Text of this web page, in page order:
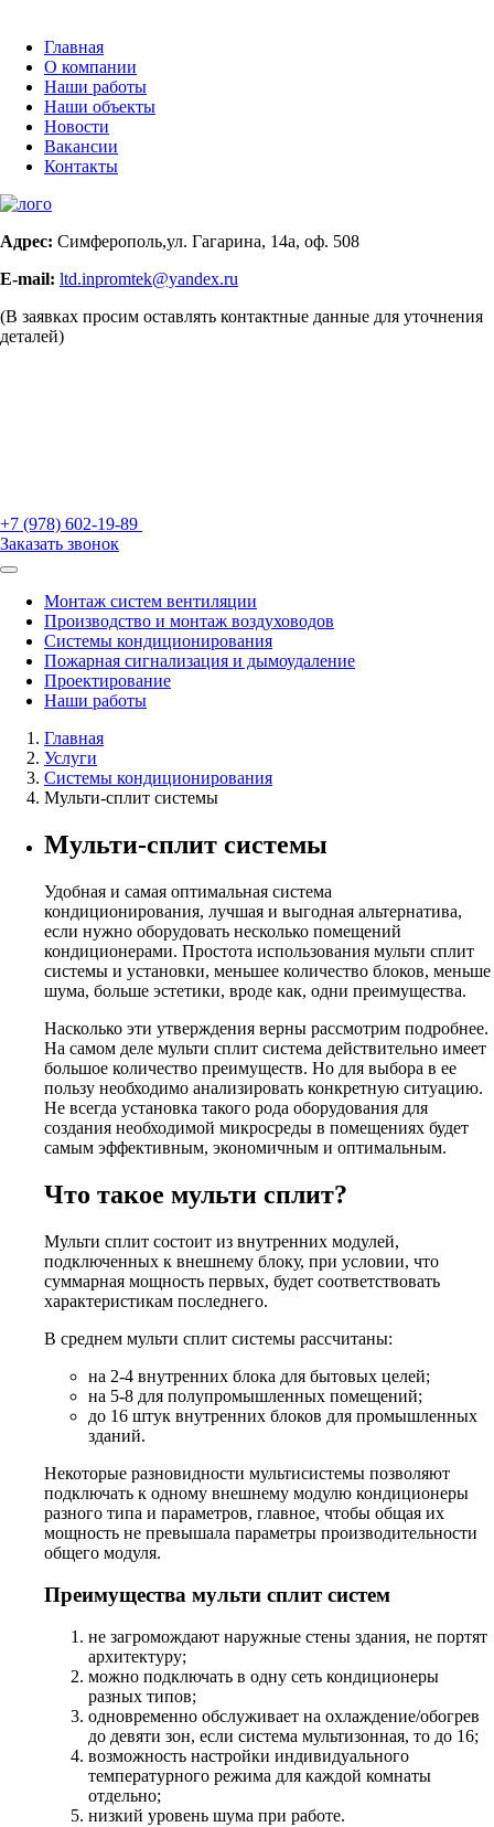
Главная
О компании
Наши работы
Наши объекты
Новости
Вакансии
Контакты
Адрес: Симферополь,ул. Гагарина, 14а, оф. 508
E-mail: ltd.inpromtek@yandex.ru
(В заявках просим оставлять контактные данные для уточнения
деталей)
+7 (978) 602-19-89
Заказать звонок
Монтаж систем вентиляции
Производство и монтаж воздуховодов
Системы кондиционирования
Пожарная сигнализация и дымоудаление
Проектирование
Наши работы
Главная
Услуги
Системы кондиционирования
Мульти-сплит системы
Мульти-сплит системы
Удобная и самая оптимальная система
кондиционирования, лучшая и выгодная альтернатива,
если нужно оборудовать несколько помещений
кондиционерами. Простота использования мульти сплит
системы и установки, меньшее количество блоков, меньше
шума, больше эстетики, вроде как, одни преимущества.
Насколько эти утверждения верны рассмотрим подробнее.
На самом деле мульти сплит система действительно имеет
большое количество преимуществ. Но для выбора в ее
пользу необходимо анализировать конкретную ситуацию.
Не всегда установка такого рода оборудования для
создания необходимой микросреды в помещениях будет
самым эффективным, экономичным и оптимальным.
Что такое мульти сплит?
Мульти сплит состоит из внутренних модулей,
подключенных к внешнему блоку, при условии, что
суммарная мощность первых, будет соответствовать
характеристикам последнего.
В среднем мульти сплит системы рассчитаны:
на 2-4 внутренних блока для бытовых целей;
на 5-8 для полупромышленных помещений;
до 16 штук внутренних блоков для промышленных
зданий.
Некоторые разновидности мультисистемы позволяют
подключать к одному внешнему модулю кондиционеры
разного типа и параметров, главное, чтобы общая их
мощность не превышала параметры производительности
общего модуля.
Преимущества мульти сплит систем
не загромождают наружные стены здания, не портят
архитектуру;
можно подключать в одну сеть кондиционеры
разных типов;
одновременно обслуживает на охлаждение/обогрев
до девяти зон, если система мультизонная, то до 16;
возможность настройки индивидуального
температурного режима для каждой комнаты
отдельно;
низкий уровень шума при работе.